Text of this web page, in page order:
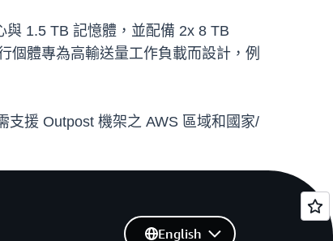
1.5 TB 記憶體，並配備 2x 8 TB
個體專為高輸送量工作負載而設計，例
支援 Outpost 機架之 AWS 區域和國家/
English